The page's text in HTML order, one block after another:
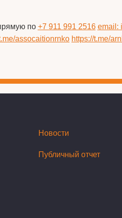
по +7 911 991 2516 email:
assocaitionrnko https://t.me/
Новости
Публичный отчет